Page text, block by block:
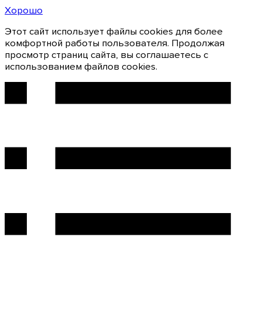
Хорошо
Этот сайт использует файлы cookies для более
комфортной работы пользователя. Продолжая
просмотр страниц сайта, вы соглашаетесь с
использованием файлов cookies.